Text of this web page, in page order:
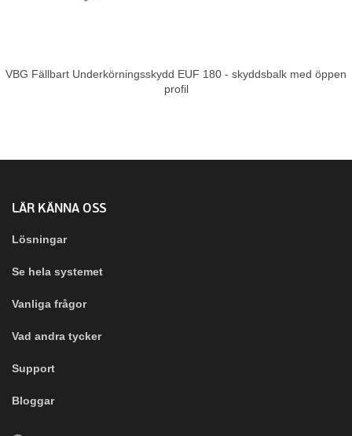
VBG Fällbart Underkörningsskydd EUF 180 - skyddsbalk med öppen
profil
LÄR KÄNNA OSS
Lösningar
Se hela systemet
Vanliga frågor
Vad andra tycker
Support
Bloggar